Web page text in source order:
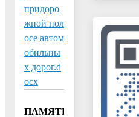
придоро
жной пол
осе автом
обильны
х дорог.d
ocx
ПАМЯТКА